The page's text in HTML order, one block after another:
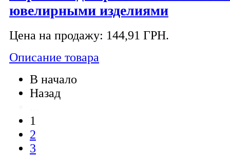
ювелирными изделиями
Цена на продажу: 144,91 ГРН.
Описание товара
В начало
Назад
1
2
3